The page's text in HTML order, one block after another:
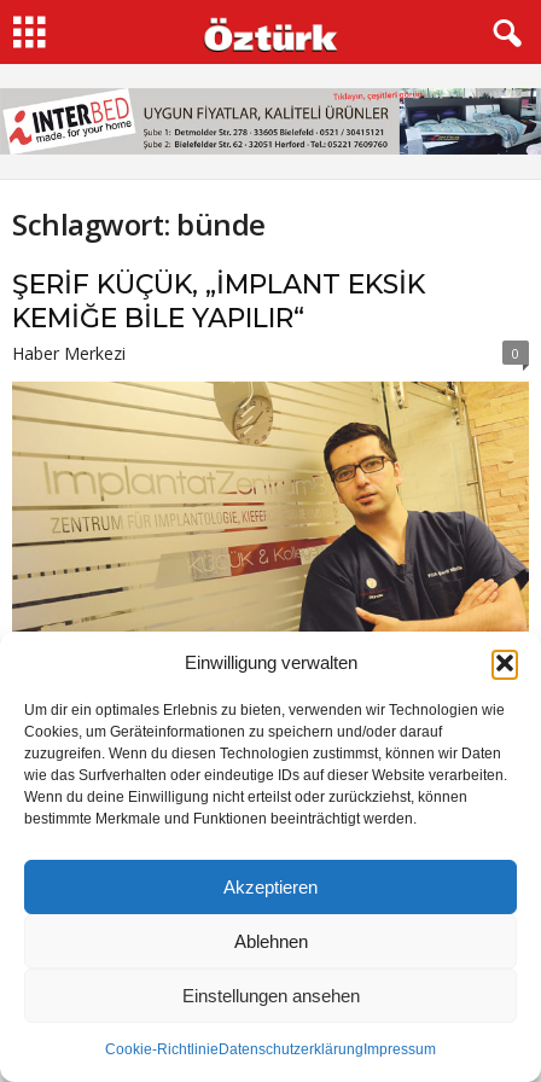
Einwilligung verwalten
Um dir ein optimales Erlebnis zu bieten, verwenden wir Technologien wie
Cookies, um Geräteinformationen zu speichern und/oder darauf
zuzugreifen. Wenn du diesen Technologien zustimmst, können wir Daten
wie das Surfverhalten oder eindeutige IDs auf dieser Website verarbeiten.
Wenn du deine Einwilligung nicht erteilst oder zurückziehst, können
bestimmte Merkmale und Funktionen beeinträchtigt werden.
Akzeptieren
Ablehnen
Einstellungen ansehen
Cookie-Richtlinie Datenschutzerklärung Impressum
Schlagwort: bünde
ŞERİF KÜÇÜK, „İMPLANT EKSİK
KEMİĞE BİLE YAPILIR“
Haber Merkezi 0
Şerif bey, Köln gibi büyük bir şehirden Bünde’ye geliyorsunuz. Allah için Bünde
güzel ve şirin bir yer. Fakat Köln’le kıyasladığımız zaman yanında çok küçük...
Weiterlesen
1 2
Datenschutzerklärung
Impressum
© Öztürk Gazetesi 1986 – 2026